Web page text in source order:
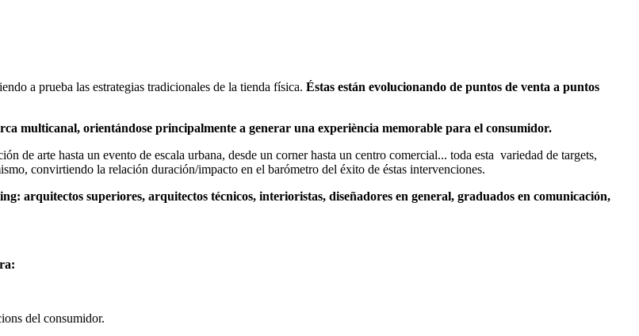
a prueba las estrategias tradicionales de la tienda física. Éstas están evolucionando de puntos de venta a puntos
multicanal, orientándose principalmente a generar una experiència memorable para el consumidor.
de arte hasta un evento de escala urbana, desde un corner hasta un centro comercial... toda esta variedad de targets,
convirtiendo la relación duración/impacto en el barómetro del éxito de éstas intervenciones.
arquitectos superiores, arquitectos técnicos, interioristas, diseñadores en general, graduados en comunicación,
del consumidor.